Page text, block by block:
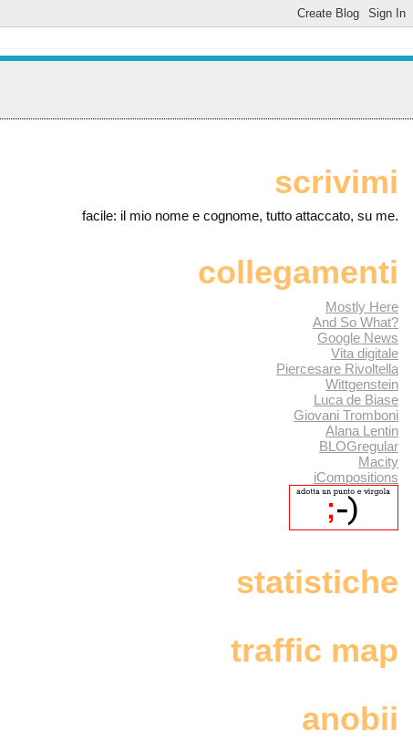
scrivimi
facile: il mio nome e cognome, tutto attaccato, su me.
collegamenti
Mostly Here
And So What?
Google News
Vita digitale
Piercesare Rivoltella
Wittgenstein
Luca de Biase
Giovani Tromboni
Alana Lentin
BLOGregular
Macity
iCompositions
statistiche
traffic map
anobii